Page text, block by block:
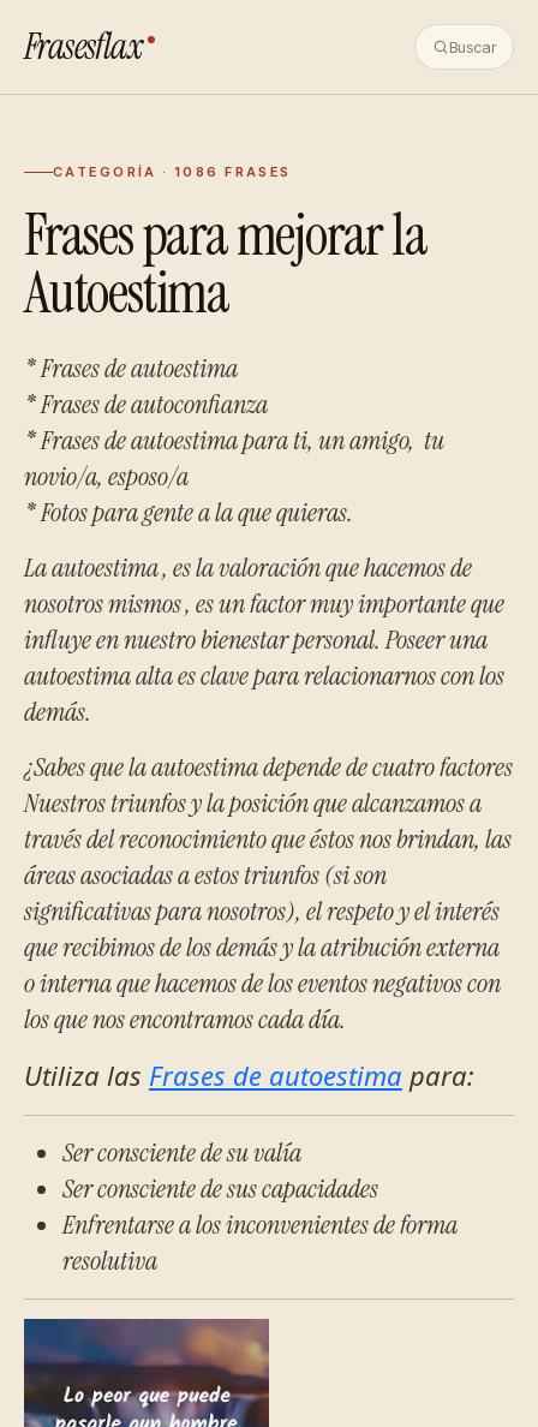
Frasesflax Buscar
CATEGORÍA · 1086 FRASES
Frases para mejorar la
Autoestima
* Frases de autoestima
* Frases de autoconfianza
* Frases de autoestima para ti, un amigo, tu
novio/a, esposo/a
* Fotos para gente a la que quieras.
Laautoestima, esla valoración que hacemos de
nosotros mismos, es un factor muy importante que
influye en nuestro bienestar personal. Poseer una
autoestima alta es clave para relacionarnos con los
demás.
¿Sabes que la autoestima depende de cuatro factores
Nuestros triunfos y la posición que alcanzamos a
través del reconocimiento que éstos nos brindan, las
áreas asociadas a estos triunfos (si son
significativas para nosotros), el respeto y el interés
que recibimos de los demás y la atribución externa
o interna que hacemos de los eventos negativos con
los que nos encontramos cada día.
Utiliza las Frases de autoestima para:
Ser consciente de su valía
Ser consciente de sus capacidades
Enfrentarse a los inconvenientes de forma
resolutiva